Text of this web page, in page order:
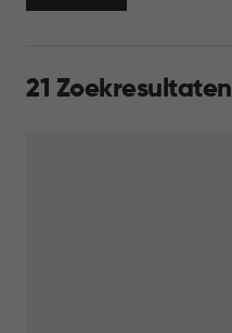
21 Zoekresultaten